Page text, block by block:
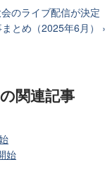
のライブ配信が決定
とめ（2025年6月）
の関連記事
始